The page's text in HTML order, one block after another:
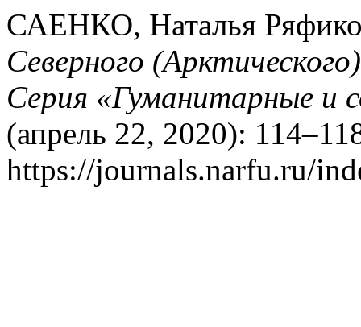
САЕНКО, Наталья
Северного
Серия «Гуманитарные и
(апрель 22, 2020):
https://journals.narfu.ru/